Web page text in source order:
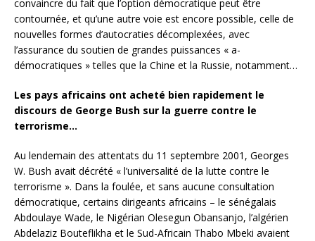
convaincre du fait que l’option démocratique peut être
contournée, et qu’une autre voie est encore possible, celle de
nouvelles formes d’autocraties décomplexées, avec
l’assurance du soutien de grandes puissances « a-
démocratiques » telles que la Chine et la Russie, notamment…
Les pays africains ont acheté bien rapidement le
discours de George Bush sur la guerre contre le
terrorisme…
Au lendemain des attentats du 11 septembre 2001, Georges
W. Bush avait décrété « l’universalité de la lutte contre le
terrorisme ». Dans la foulée, et sans aucune consultation
démocratique, certains dirigeants africains – le sénégalais
Abdoulaye Wade, le Nigérian Olesegun Obansanjo, l’algérien
Abdelaziz Bouteflikha et le Sud-Africain Thabo Mbeki avaient